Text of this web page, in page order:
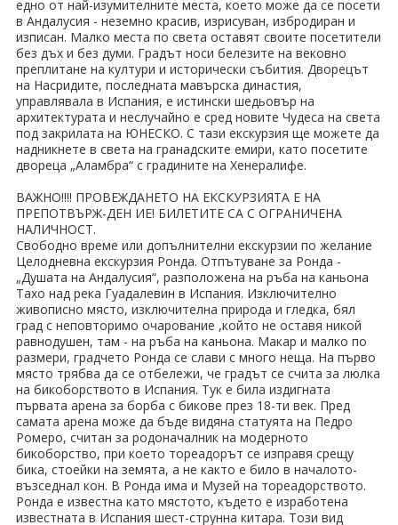
едно от най-изумителните места, което може да се посети
в Андалусия - неземно красив, изрисуван, избродиран и
изписан. Малко места по света оставят своите посетители
без дъх и без думи. Градът носи белезите на вековно
преплитане на култури и исторически събития. Дворецът
на Насридите, последната мавърска династия,
управлявала в Испания, е истински шедьовър на
архитектурата и неслучайно е сред новите Чудеса на света
под закрилата на ЮНЕСКО. С тази екскурзия ще можете да
надникнете в света на гранадските емири, като посетите
двореца „Аламбра“ с градините на Хенералифе.
ВАЖНО!!!! ПРОВЕЖДАНЕТО НА ЕКСКУРЗИЯТА Е НА
ПРЕПОТВЪРЖ-ДЕН ИЕ! БИЛЕТИТЕ СА С ОГРАНИЧЕНА
НАЛИЧНОСТ.
Свободно време или допълнителни екскурзии по желание
Целодневна екскурзия Ронда. Отпътуване за Ронда -
„Душата на Андалусия“, разположена на ръба на каньона
Тахо над река Гуадалевин в Испания. Изключително
живописно място, изключителна природа и гледка, бял
град с неповторимо очарование ,който не оставя никой
равнодушен, там - на ръба на каньона. Макар и малко по
размери, градчето Ронда се слави с много неща. На първо
място трябва да се отбележи, че градът се счита за люлка
на бикоборството в Испания. Тук е била издигната
първата арена за борба с бикове през 18-ти век. Пред
самата арена може да бъде видяна статуята на Педро
Ромеро, считан за родоначалник на модерното
бикоборство, при което тореадорът се изправя срещу
бика, стоейки на земята, а не както е било в началото-
възседнал кон. В Ронда има и Музей на тореадорството.
Ронда е известна като мястото, където е изработена
известната в Испания шест-струнна китара. Този вид